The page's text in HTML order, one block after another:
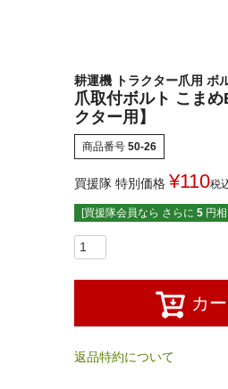
耕運機 トラクター爪用 ボ
爪取付ボルト こま
クター用】
商品番号 50-26
買援隊 特別価格 ¥110税
[買援隊会員なら さらに 5 円
カ
返品特約について